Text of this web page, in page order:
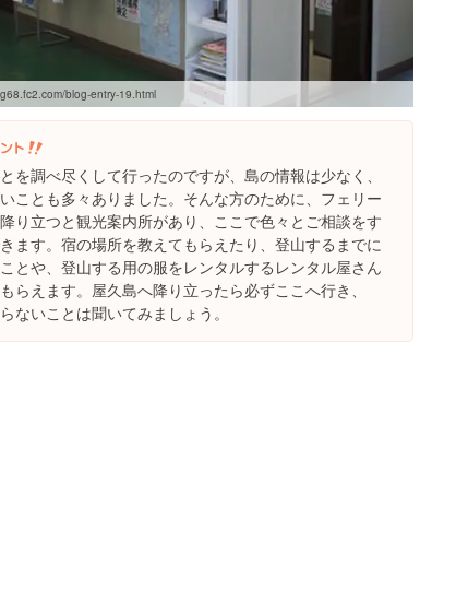
blog-entry-19.html
を調べ尽くして行ったのですが、島の情報は少なく、
ことも多々ありました。そんな方のために、フェリー
り立つと観光案内所があり、ここで色々とご相談をす
ます。宿の場所を教えてもらえたり、登山するまでに
とや、登山する用の服をレンタルするレンタル屋さん
らえます。屋久島へ降り立ったら必ずここへ行き、
ないことは聞いてみましょう。